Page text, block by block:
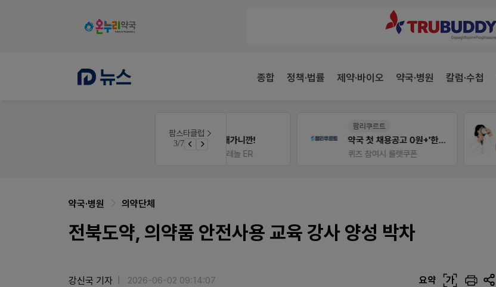
종합 정책·법률 제약·바이오 약국·병원 칼럼·수첩
팜스타클럽
3/7
근육통은 오래가니깐! 약국 첫 채용공고 0원+'한번 더' 무료 연장 약국 마케팅
좋아요+의견
약국·병원 의약단체
전북도약, 의약품 안전사용 교육 강사 양성 박차
강신국 기자 2026-06-02 09:14:07 요약 가